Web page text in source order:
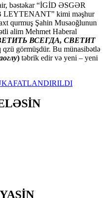
bəstəkar “İGİD ƏSGƏR
kimi məşhur
qurmuş Şahin Musaoğlunun
alim Mehmet Haberal
ВСЕГДА, СВЕТИТ
qzü görmüşdür. Bu münasibətlə
) təbrik edir və yeni – yeni